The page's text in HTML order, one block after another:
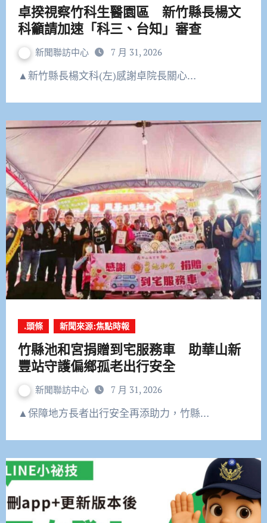
卓揆視察竹科生醫園區 新竹縣長楊文
科籲請加速「科三、台知」審查
新聞聯訪中心 7 月 31, 2026
▲新竹縣長楊文科(左)感謝卓院長關心…
.頭條 新聞來源:焦點時報
竹縣池和宮捐贈到宅服務車 助華山新
豐站守護偏鄉孤老出行安全
新聞聯訪中心 7 月 31, 2026
▲保障地方長者出行安全再添助力，竹縣…